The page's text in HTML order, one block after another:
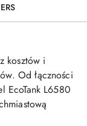
kosztów i
Od łączności
EcoTank L6580